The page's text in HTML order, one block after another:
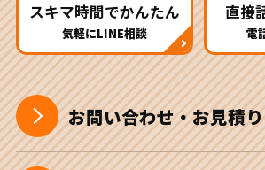
スキマ時間でかんたん
気軽にLINE相談
直接
電
お問い合わせ・お見積り